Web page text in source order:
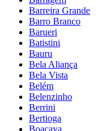
Barreira Grande
Barro Branco
Barueri
Batistini
Bauru
Bela Aliança
Bela Vista
Belém
Belenzinho
Berrini
Bertioga
Boaçava